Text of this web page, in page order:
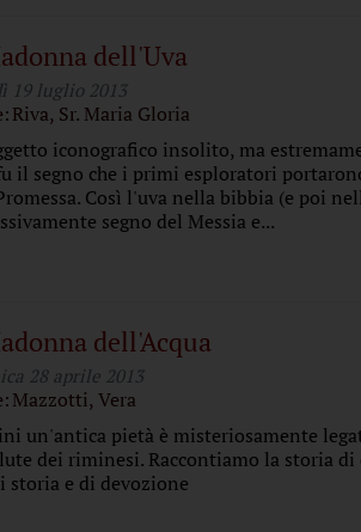
dell'Uva
19 luglio 2013
Riva, Sr. Maria Gloria
iconografico insolito, ma
il segno che i primi esploratori
Così l'uva nella bibbia (e poi
segno del Messia e...
dell'Acqua
28 aprile 2013
Mazzotti, Vera
un'antica pietà è misteriosamente
dei riminesi. Raccontiamo la storia di
storia e di devozione